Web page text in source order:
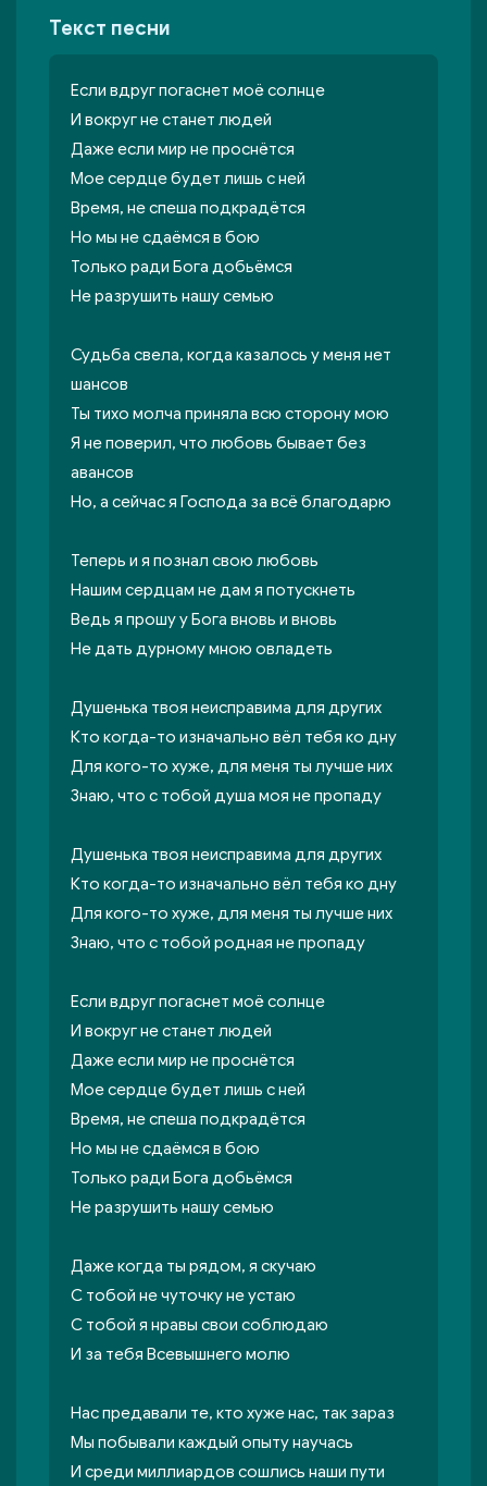
Текст песни
Если вдруг погаснет моё солнце
И вокруг не станет людей
Даже если мир не проснётся
Мое сердце будет лишь с ней
Время, не спеша подкрадётся
Но мы не сдаёмся в бою
Только ради Бога добьёмся
Не разрушить нашу семью
Судьба свела, когда казалось у меня нет
шансов
Ты тихо молча приняла всю сторону мою
Я не поверил, что любовь бывает без
авансов
Но, а сейчас я Господа за всё благодарю
Теперь и я познал свою любовь
Нашим сердцам не дам я потускнеть
Ведь я прошу у Бога вновь и вновь
Не дать дурному мною овладеть
Душенька твоя неисправима для других
Кто когда-то изначально вёл тебя ко дну
Для кого-то хуже, для меня ты лучше них
Знаю, что с тобой душа моя не пропаду
Душенька твоя неисправима для других
Кто когда-то изначально вёл тебя ко дну
Для кого-то хуже, для меня ты лучше них
Знаю, что с тобой родная не пропаду
Если вдруг погаснет моё солнце
И вокруг не станет людей
Даже если мир не проснётся
Мое сердце будет лишь с ней
Время, не спеша подкрадётся
Но мы не сдаёмся в бою
Только ради Бога добьёмся
Не разрушить нашу семью
Даже когда ты рядом, я скучаю
С тобой не чуточку не устаю
С тобой я нравы свои соблюдаю
И за тебя Всевышнего молю
Нас предавали те, кто хуже нас, так зараз
Мы побывали каждый опыту научась
И среди миллиардов сошлись наши пути